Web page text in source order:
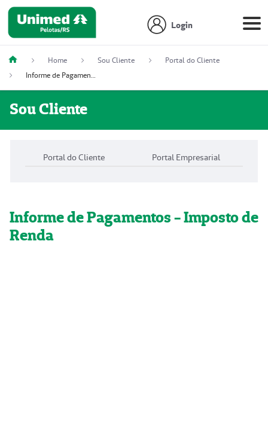
Login
Home Sou Cliente
Portal do Cliente
Informe de Pagamentos - Imposto de Renda
Sou Cliente
Portal do Cliente Portal Empresarial
Informe de Pagamentos - Imposto de
Renda